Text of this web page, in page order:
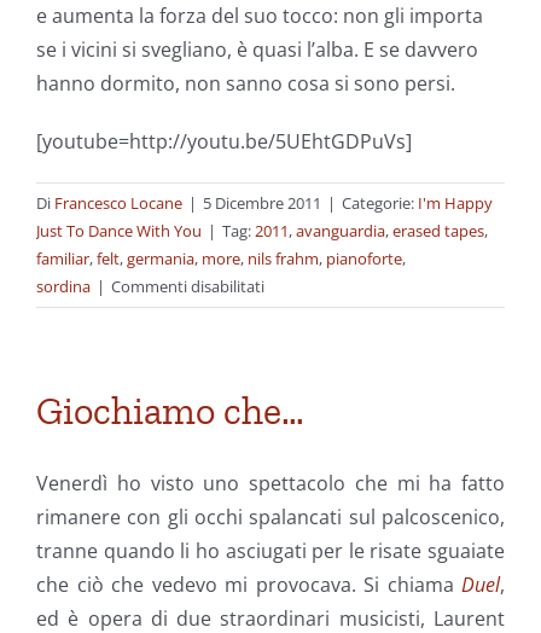
e aumenta la forza del suo tocco: non gli importa
se i vicini si svegliano, è quasi l’alba. E se davvero
hanno dormito, non sanno cosa si sono persi.
[youtube=http://youtu.be/5UEhtGDPuVs]
Di Francesco Locane | 5 Dicembre 2011 | Categorie: I'm Happy
Just To Dance With You | Tag:2011,avanguardia,erased tapes,
familiar,felt,germania, more, nils frahm, pianoforte,
sordina | Commenti disabilitatisu
Musica
Giochiamo che…
Venerdì ho visto uno spettacolo che mi ha fatto
rimanere con gli occhi spalancati sul palcoscenico,
tranne quando li ho asciugati per le risate sguaiate
che ciò che vedevo mi provocava. Si chiama Duel,
ed è opera di due straordinari musicisti, Laurent